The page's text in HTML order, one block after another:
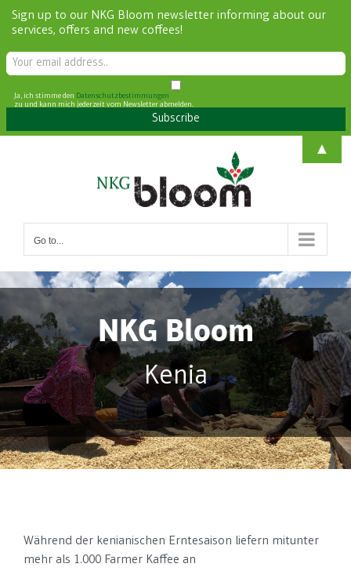
Go to...
NKG Bloom
Kenia
Während der kenianischen Erntesaison liefern mitunter
mehr als 1.000 Farmer Kaffee an
Sign up to our NKG Bloom newsletter informing about our
services, offers and new coffees!
Ja, ich stimme den Datenschutzbestimmungen
zu und kann mich jederzeit vom Newsletter abmelden.
▲